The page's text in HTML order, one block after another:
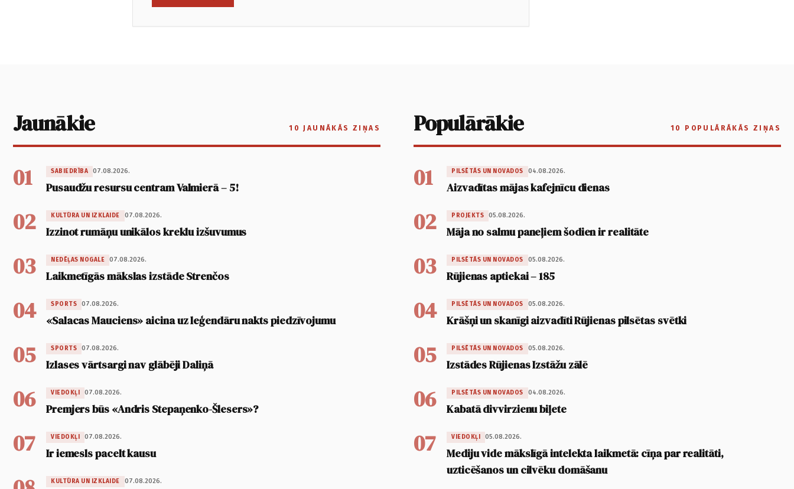
Jaunākie 10 JAUNĀKĀS ZIŅAS
01 SABIEDRĪBA 07.08.2026.
Pusaudžu resursu centram Valmierā – 5!
02 KULTŪRA UN IZKLAIDE 07.08.2026.
Izzinot rumāņu unikālos kreklu izšuvumus
03 NEDĒĻAS NOGALE 07.08.2026.
Laikmetīgās mākslas izstāde Strenčos
04 SPORTS 07.08.2026.
«Salacas Mauciens» aicina uz leģendāru nakts piedzīvojumu
05 SPORTS 07.08.2026.
Izlases vārtsargi nav glābēji Daliņā
06 VIEDOKĻI 07.08.2026.
Premjers būs «Andris Stepaņenko-Šlesers»?
07 VIEDOKĻI 07.08.2026.
Ir iemesls pacelt kausu
KULTŪRA UN IZKLAIDE 07.08.2026.
Populārākie 10 POPULĀRĀKĀS ZIŅAS
01 PILSĒTĀS UN NOVADOS 04.08.2026.
Aizvadītas mājas kafejnīcu dienas
02 PROJEKTS 05.08.2026.
Māja no salmu paneļiem šodien ir realitāte
03 PILSĒTĀS UN NOVADOS 05.08.2026.
Rūjienas aptiekai – 185
04 PILSĒTĀS UN NOVADOS 05.08.2026.
Krāšņi un skanīgi aizvadīti Rūjienas pilsētas svētki
05 PILSĒTĀS UN NOVADOS 05.08.2026.
Izstādes Rūjienas Izstāžu zālē
06 PILSĒTĀS UN NOVADOS 04.08.2026.
Kabatā divvirzienu biļete
07 VIEDOKĻI 05.08.2026.
Mediju vide mākslīgā intelekta laikmetā: cīņa par realitāti,
uzticēšanos un cilvēku domāšanu